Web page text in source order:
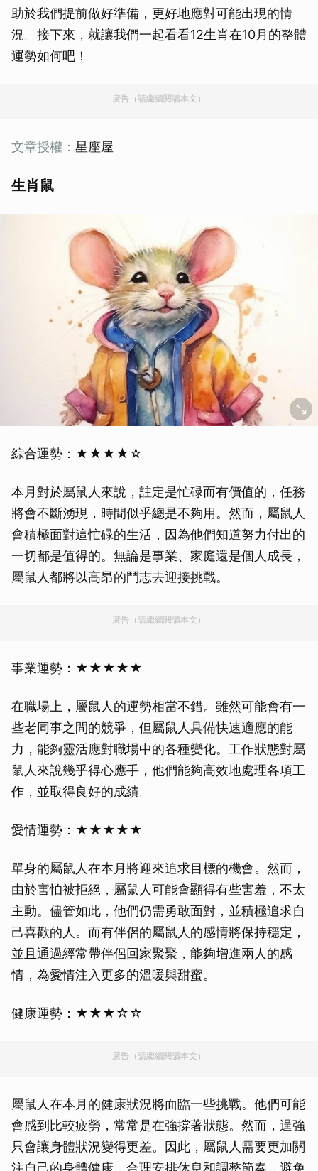
助於我們提前做好準備，更好地應對可能出現的情
況。接下來，就讓我們一起看看12生肖在10月的整體
運勢如何吧！
廣告（請繼續閱讀本文）
文章授權： 星座屋
生肖鼠
綜合運勢：★★★★☆
本月對於屬鼠人來說，註定是忙碌而有價值的，任務
將會不斷湧現，時間似乎總是不夠用。然而，屬鼠人
會積極面對這忙碌的生活，因為他們知道努力付出的
一切都是值得的。無論是事業、家庭還是個人成長，
屬鼠人都將以高昂的鬥志去迎接挑戰。
廣告（請繼續閱讀本文）
事業運勢：★★★★★
在職場上，屬鼠人的運勢相當不錯。雖然可能會有一
些老同事之間的競爭，但屬鼠人具備快速適應的能
力，能夠靈活應對職場中的各種變化。工作狀態對屬
鼠人來說幾乎得心應手，他們能夠高效地處理各項工
作，並取得良好的成績。
愛情運勢：★★★★★
單身的屬鼠人在本月將迎來追求目標的機會。然而，
由於害怕被拒絕，屬鼠人可能會顯得有些害羞，不太
主動。儘管如此，他們仍需勇敢面對，並積極追求自
己喜歡的人。而有伴侶的屬鼠人的感情將保持穩定，
並且通過經常帶伴侶回家聚聚，能夠增進兩人的感
情，為愛情注入更多的溫暖與甜蜜。
健康運勢：★★★☆☆
廣告（請繼續閱讀本文）
屬鼠人在本月的健康狀況將面臨一些挑戰。他們可能
會感到比較疲勞，常常是在強撐著狀態。然而，逞強
只會讓身體狀況變得更差。因此，屬鼠人需要更加關
注自己的身體健康，合理安排休息和調整節奏，避免